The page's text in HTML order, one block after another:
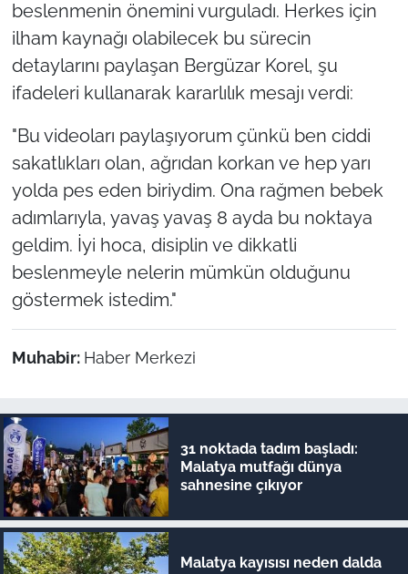
beslenmenin önemini vurguladı. Herkes için
ilham kaynağı olabilecek bu sürecin
detaylarını paylaşan Bergüzar Korel, şu
ifadeleri kullanarak kararlılık mesajı verdi:
"Bu videoları paylaşıyorum çünkü ben ciddi
sakatlıkları olan, ağrıdan korkan ve hep yarı
yolda pes eden biriydim. Ona rağmen bebek
adımlarıyla, yavaş yavaş 8 ayda bu noktaya
geldim. İyi hoca, disiplin ve dikkatli
beslenmeyle nelerin mümkün olduğunu
göstermek istedim."
Muhabir: Haber Merkezi
31 noktada tadım başladı:
Malatya mutfağı dünya
sahnesine çıkıyor
Malatya kayısısı neden dalda